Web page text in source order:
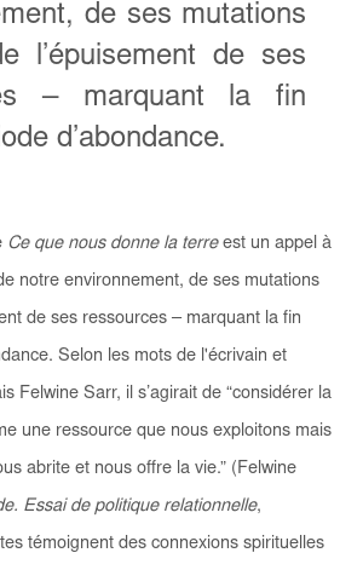
de ses mutations
l’épuisement de ses
– marquant la fin
d’abondance.
Ce que nous donne la terreest un appel à
notre environnement, de ses mutations
de ses ressources – marquant la fin
Selon les mots de l'écrivain et
Felwine Sarr, il s’agirait de “considérer la
une ressource que nous exploitons mais
abrite et nous offre la vie.” (Felwine
Essai de politique relationnelle,
témoignent des connexions spirituelles